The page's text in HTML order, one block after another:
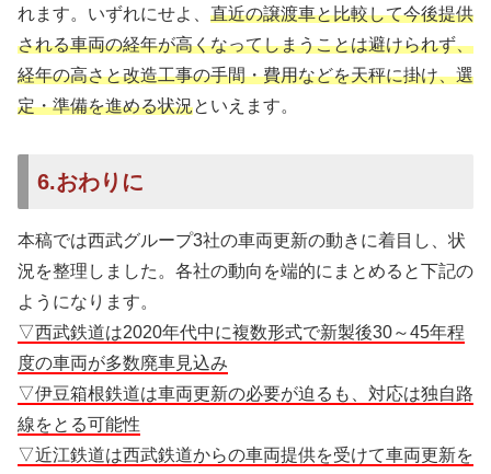
れます。いずれにせよ、 直近の譲渡車と比較して今後提供
される車両の経年が高くなってしまうことは避けられず、
経年の高さと改造工事の手間・費用などを天秤に掛け、選
定・準備を進める状況といえます。
6.おわりに
本稿では西武グループ3社の車両更新の動きに着目し、状
況を整理しました。各社の動向を端的にまとめると下記の
ようになります。
▽西武鉄道は2020年代中に複数形式で新製後30～45年程
度の車両が多数廃車見込み
▽伊豆箱根鉄道は車両更新の必要が迫るも、対応は独自路
線をとる可能性
▽近江鉄道は西武鉄道からの車両提供を受けて車両更新を